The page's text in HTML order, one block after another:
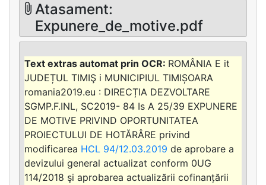
Atasament:
Expunere_de_motive.pdf
ROMÂNIA E it
JUDEȚUL TIMIŞ i MUNICIPIUL TIMIȘOARA
romania2019.eu : DIRECȚIA DEZVOLTARE
SGMP.F.INL, SC2019- 84 Is A 25/39 EXPUNERE
DE MOTIVE PRIVIND OPORTUNITATEA
PROIECTULUI DE HOTĂRÂRE privind
modificarea HCL 94/12.03.2019 de aprobare a
devizului general actualizat conform 0UG
114/2018 şi aprobarea actualizării cofinanțării